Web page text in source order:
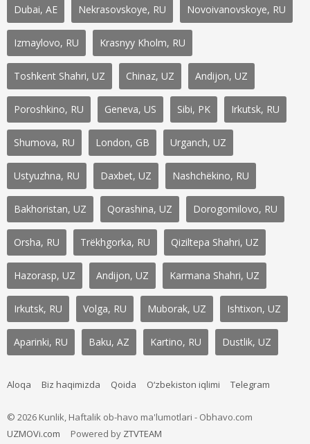
Dubai, AE Nekrasovskoye, RU Novoivanovskoye, RU
Izmaylovo, RU Krasnyy Kholm, RU
Toshkent Shahri, UZ Chinaz, UZ Andijon, UZ
Poroshkino, RU Geneva, US Sibi, PK Irkutsk, RU
Shumova, RU London, GB Urganch, UZ
Ustyuzhna, RU Daxbet, UZ Nashchëkino, RU
Bakhoristan, UZ Qorashina, UZ Dorogomilovo, RU
Orsha, RU Trëkhgorka, RU Qiziltepa Shahri, UZ
Hazorasp, UZ Andijon, UZ Karmana Shahri, UZ
Irkutsk, RU Volga, RU Muborak, UZ Ishtixon, UZ
Aparinki, RU Baku, AZ Kartino, RU Dustlik, UZ
Aloqa Biz haqimizda Qoida O‘zbekiston iqlimi Telegram
© 2026 Kunlik, Haftalik ob-havo ma'lumotlari - Obhavo.com
UZMOVi.com
Powered by ZTVTEAM